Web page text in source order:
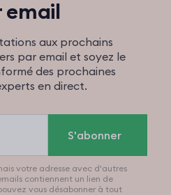
email
aux prochains
par email et soyez le
des prochaines
en direct.
votre adresse avec d'autres
contiennent un lien de
vous désabonner à tout